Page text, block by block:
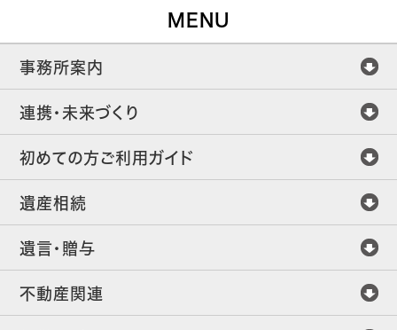
MENU
事務所案内
連携・未来づくり
初めての方ご利用ガイド
遺産相続
遺言・贈与
不動産関連